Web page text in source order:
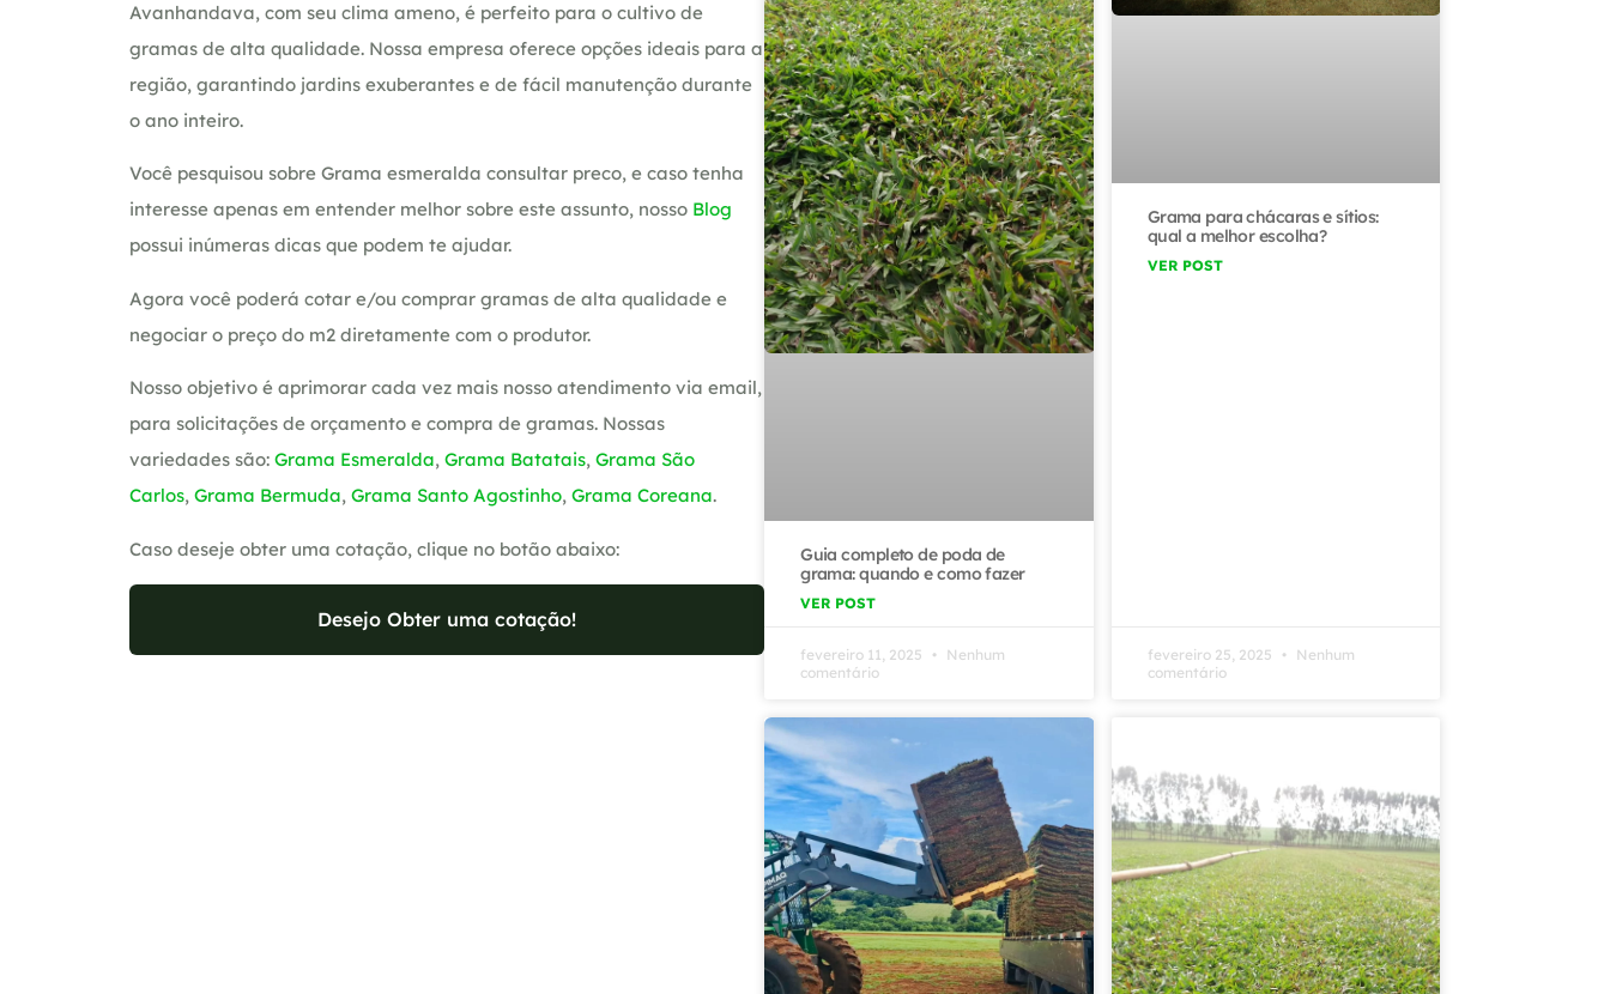
Avanhandava, com seu clima ameno, é perfeito para o cultivo de
gramas de alta qualidade. Nossa empresa oferece opções ideais para a
região, garantindo jardins exuberantes e de fácil manutenção durante
o ano inteiro.
Você pesquisou sobre Grama esmeralda consultar preco, e caso tenha
interesse apenas em entender melhor sobre este assunto, nosso Blog
possui inúmeras dicas que podem te ajudar.
Agora você poderá cotar e/ou comprar gramas de alta qualidade e
negociar o preço do m2 diretamente com o produtor.
Nosso objetivo é aprimorar cada vez mais nosso atendimento via email,
para solicitações de orçamento e compra de gramas. Nossas
variedades são: Grama Esmeralda, Grama Batatais, Grama São
Carlos, Grama Bermuda, Grama Santo Agostinho, Grama Coreana.
Caso deseje obter uma cotação, clique no botão abaixo:
Desejo Obter uma cotação!
Guia completo de poda de
grama: quando e como fazer
VER POST
fevereiro 11, 2025
Nenhum
comentário
Grama para chácaras e sítios:
qual a melhor escolha?
VER POST
fevereiro 25, 2025
Nenhum
comentário